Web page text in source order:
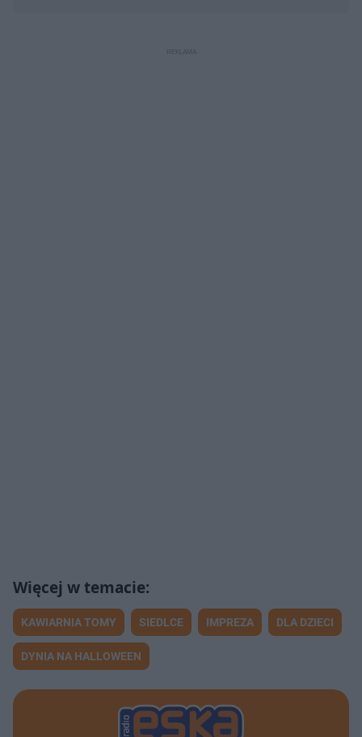
KAWIARNIA TOMY SIEDLCE IMPREZA DLA DZIECI
DYNIA NA HALLOWEEN